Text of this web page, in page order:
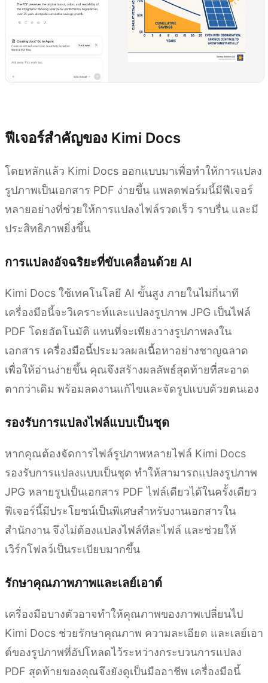
ฟีเจอร์สำคัญของ Kimi Docs
โดยหลักแล้ว Kimi Docs ออกแบบมาเพื่อทำให้การแปลง
รูปภาพเป็นเอกสาร PDF ง่ายขึ้น แพลตฟอร์มนี้มีฟีเจอร์
หลายอย่างที่ช่วยให้การแปลงไฟล์รวดเร็ว ราบรื่น และมี
ประสิทธิภาพยิ่งขึ้น
การแปลงอัจฉริยะที่ขับเคลื่อนด้วย AI
Kimi Docs ใช้เทคโนโลยี AI ขั้นสูง ภายในไม่กี่นาที
เครื่องมือนี้จะวิเคราะห์และแปลงรูปภาพ JPG เป็นไฟล์
PDF โดยอัตโนมัติ แทนที่จะเพียงวางรูปภาพลงใน
เอกสาร เครื่องมือนี้ประมวลผลเนื้อหาอย่างชาญฉลาด
เพื่อให้อ่านง่ายขึ้น คุณจึงสร้างผลลัพธ์สุดท้ายที่สะอาด
ตากว่าเดิม พร้อมลดงานแก้ไขและจัดรูปแบบด้วยตนเอง
รองรับการแปลงไฟล์แบบเป็นชุด
หากคุณต้องจัดการไฟล์รูปภาพหลายไฟล์ Kimi Docs
รองรับการแปลงแบบเป็นชุด ทำให้สามารถแปลงรูปภาพ
JPG หลายรูปเป็นเอกสาร PDF ไฟล์เดียวได้ในครั้งเดียว
ฟีเจอร์นี้มีประโยชน์เป็นพิเศษสำหรับงานเอกสารใน
สำนักงาน จึงไม่ต้องแปลงไฟล์ทีละไฟล์ และช่วยให้
เวิร์กโฟลว์เป็นระเบียบมากขึ้น
รักษาคุณภาพภาพและเลย์เอาต์
เครื่องมือบางตัวอาจทำให้คุณภาพของภาพเปลี่ยนไป
Kimi Docs ช่วยรักษาคุณภาพ ความละเอียด และเลย์เอา
ต์ของรูปภาพที่อัปโหลดไว้ระหว่างกระบวนการแปลง
PDF สุดท้ายของคุณจึงยังดูเป็นมืออาชีพ เครื่องมือนี้